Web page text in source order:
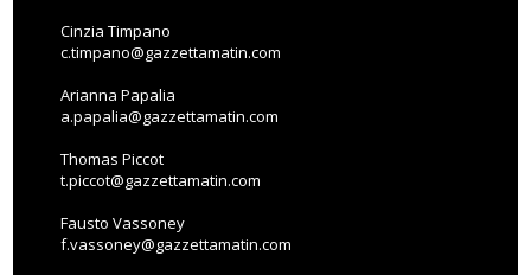
Cinzia Timpano
c.timpano@gazzettamatin.com
Arianna Papalia
a.papalia@gazzettamatin.com
Thomas Piccot
t.piccot@gazzettamatin.com
Fausto Vassoney
f.vassoney@gazzettamatin.com